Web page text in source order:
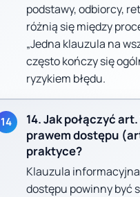
podstawy, odbiorcy,
różnią się między
„Jedna klauzula na
często kończy się
ryzykiem błędu.
14
14. Jak połączyć art.
prawem dostępu
praktyce?
Klauzula
dostępu powinny być